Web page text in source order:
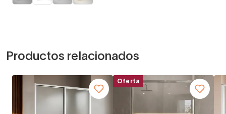
Productos relacionados
Oferta